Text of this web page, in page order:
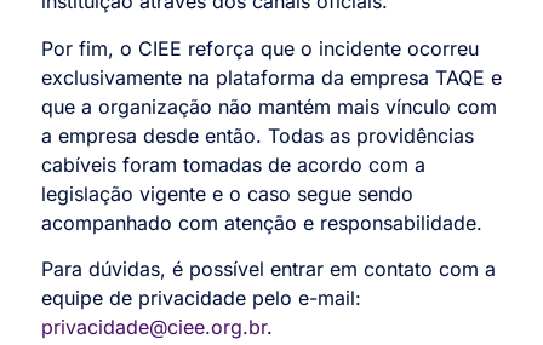
Por fim, o CIEE reforça que o incidente ocorreu
exclusivamente na plataforma da empresa TAQE e
que a organização não mantém mais vínculo com
a empresa desde então. Todas as providências
cabíveis foram tomadas de acordo com a
legislação vigente e o caso segue sendo
acompanhado com atenção e responsabilidade.
Para dúvidas, é possível entrar em contato com a
equipe de privacidade pelo e-mail:
privacidade@ciee.org.br.